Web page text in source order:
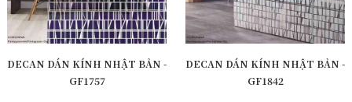
DECAN DÁN KÍNH NHẬT BẢN -
GF1757
DECAN DÁN KÍNH NHẬT BẢN -
GF1842